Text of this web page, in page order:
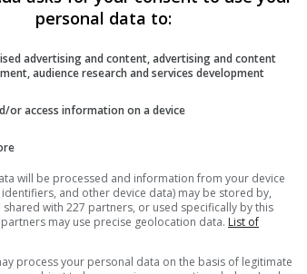
personal data to:
advertising and content, advertising and content
audience research and services development
or access information on a device
will be processed and information from your device
and other device data) may be stored by,
shared with 227 partners, or used specifically by this
may use precise geolocation data. List of
process your personal data on the basis of legitimate